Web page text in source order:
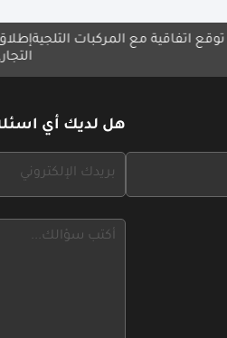
المركبات الثلجيةإطلاق النسخة
هل لديك أي
this,